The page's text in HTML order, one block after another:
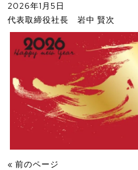
2026年1月5日
代表取締役社長 岩中 賢次
« 前のページ